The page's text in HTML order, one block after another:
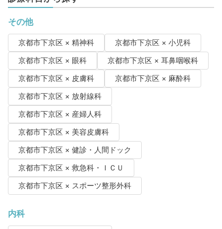
その他
京都市下京区 × 精神科
京都市下京区 × 小児科
京都市下京区 × 眼科
京都市下京区 × 耳鼻咽喉科
京都市下京区 × 皮膚科
京都市下京区 × 麻酔科
京都市下京区 × 放射線科
京都市下京区 × 産婦人科
京都市下京区 × 美容皮膚科
京都市下京区 × 健診・人間ドック
京都市下京区 × 救急科・ＩＣＵ
京都市下京区 × スポーツ整形外科
内科